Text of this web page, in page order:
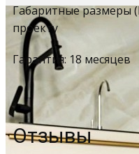
Габаритные размеры
проекту
Гарантия: 18 месяцев
Отзывы